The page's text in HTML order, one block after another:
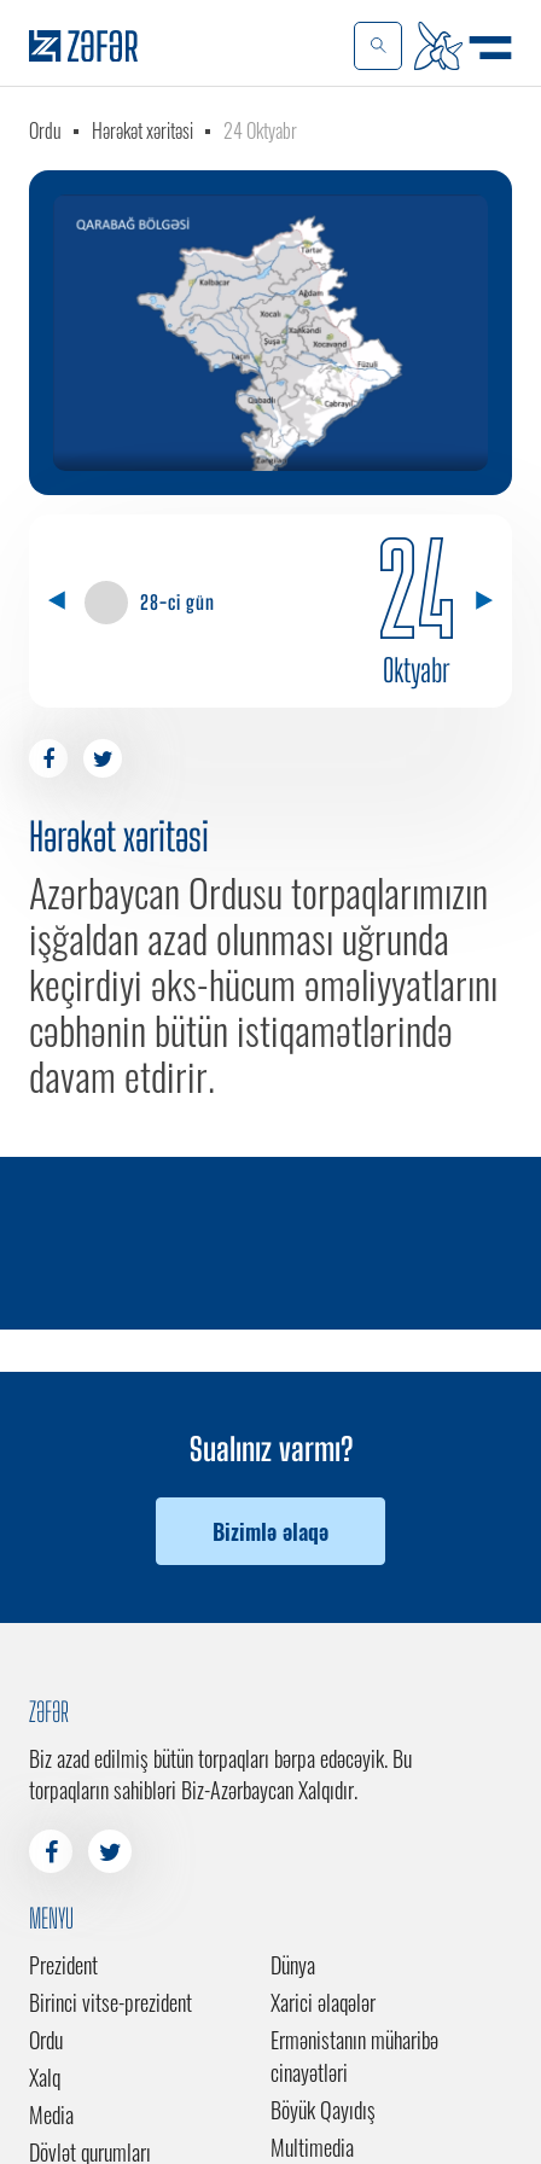
Ordu Hərəkət xəritəsi 24 Oktyabr
28-ci gün 24
Oktyabr
Hərəkət xəritəsi
Azərbaycan Ordusu torpaqlarımızın
işğaldan azad olunması uğrunda
keçirdiyi əks-hücum əməliyyatlarını
cəbhənin bütün istiqamətlərində
davam etdirir.
Sualınız varmı?
Bizimlə əlaqə
ZƏFƏR
Biz azad edilmiş bütün torpaqları bərpa edəcəyik. Bu
torpaqların sahibləri Biz-Azərbaycan Xalqıdır.
MENYU
Prezident
Birinci vitse-prezident
Ordu
Xalq
Media
Dövlət qurumları
Dünya
Xarici əlaqələr
Ermənistanın müharibə
cinayətləri
Böyük Qayıdış
Multimedia